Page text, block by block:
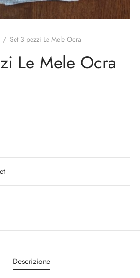
/ Set 3 pezzi Le Mele Ocra
Le Mele Ocra
Descrizione